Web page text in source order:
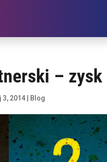
– zysk
3, 2014 Blog